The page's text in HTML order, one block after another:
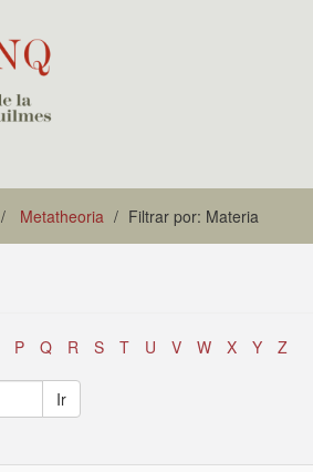
Metatheoria Filtrar por: Materia
P Q R S T U V W X Y Z
Ir